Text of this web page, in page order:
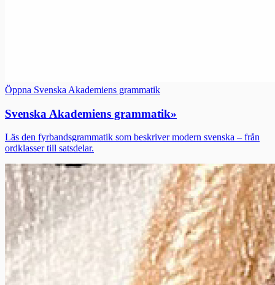
Öppna Svenska Akademiens grammatik
Svenska Akademiens grammatik»
Läs den fyrbandsgrammatik som beskriver modern svenska – från
ordklasser till satsdelar.